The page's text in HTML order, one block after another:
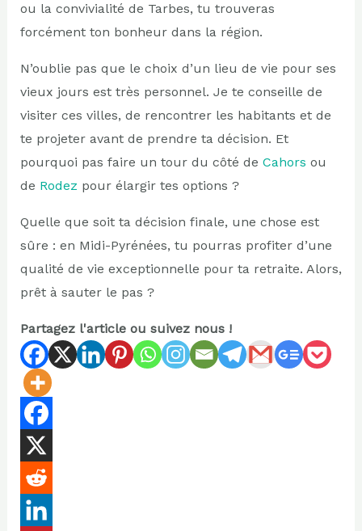
ou la convivialité de Tarbes, tu trouveras
forcément ton bonheur dans la région.
N’oublie pas que le choix d’un lieu de vie pour ses
vieux jours est très personnel. Je te conseille de
visiter ces villes, de rencontrer les habitants et de
te projeter avant de prendre ta décision. Et
pourquoi pas faire un tour du côté de Cahors ou
de Rodez pour élargir tes options ?
Quelle que soit ta décision finale, une chose est
sûre : en Midi-Pyrénées, tu pourras profiter d’une
qualité de vie exceptionnelle pour ta retraite. Alors,
prêt à sauter le pas ?
Partagez l'article ou suivez nous !